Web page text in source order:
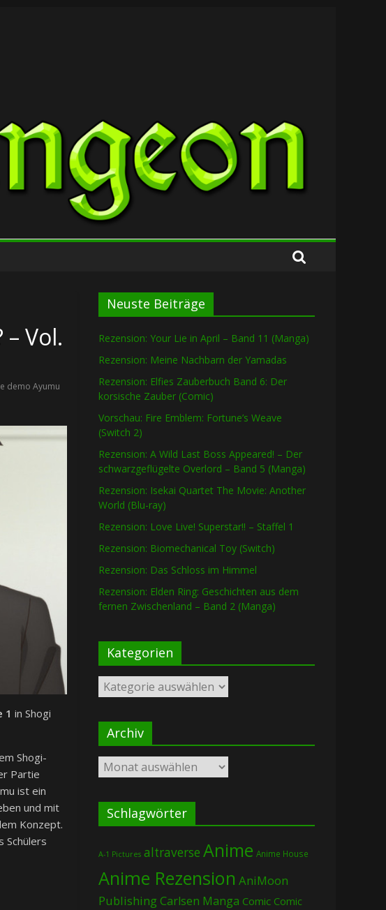
Vol.
demo Ayumu
1 in Shogi
Shogi-
Partie
ist ein
und mit
Konzept.
Schülers
Neuste Beiträge
Rezension: Your Lie in April – Band 11 (Manga)
Rezension: Meine Nachbarn der Yamadas
Rezension: Elfies Zauberbuch Band 6: Der
korsische Zauber (Comic)
Vorschau: Fire Emblem: Fortune’s Weave
(Switch 2)
Rezension: A Wild Last Boss Appeared! – Der
schwarzgeflügelte Overlord – Band 5 (Manga)
Rezension: Isekai Quartet The Movie: Another
World (Blu-ray)
Rezension: Love Live! Superstar!! – Staffel 1
Rezension: Biomechanical Toy (Switch)
Rezension: Das Schloss im Himmel
Rezension: Elden Ring: Geschichten aus dem
fernen Zwischenland – Band 2 (Manga)
Kategorien
Kategorien
Archiv
Archiv
Schlagwörter
A-1 Pictures altraverse Anime Anime House
Anime Rezension AniMoon
PublishingCarlsen Manga Comic Comic